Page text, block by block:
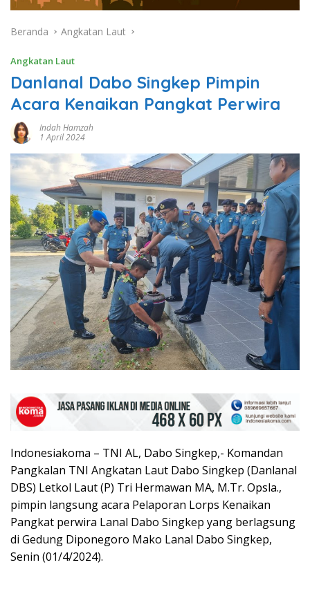
Beranda Angkatan Laut
Angkatan Laut
Danlanal Dabo Singkep Pimpin
Acara Kenaikan Pangkat Perwira
Indah Hamzah
1 April 2024
Indonesiakoma – TNI AL, Dabo Singkep,- Komandan
Pangkalan TNI Angkatan Laut Dabo Singkep (Danlanal
DBS) Letkol Laut (P) Tri Hermawan MA, M.Tr. Opsla.,
pimpin langsung acara Pelaporan Lorps Kenaikan
Pangkat perwira Lanal Dabo Singkep yang berlagsung
di Gedung Diponegoro Mako Lanal Dabo Singkep,
Senin (01/4/2024).